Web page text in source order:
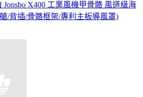
Jonsbo X400 工業風機甲骨骼 風道級海
/背插/骨骼框架/專利主板導風罩)